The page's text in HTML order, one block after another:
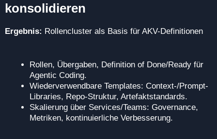
konsolidieren
Ergebnis: Rollencluster als Basis für AKV-Definitionen
Rollen, Übergaben, Definition of Done/Ready für
Agentic Coding.
Wiederverwendbare Templates: Context-/Prompt-
Libraries, Repo-Struktur, Artefaktstandards.
Skalierung über Services/Teams: Governance,
Metriken, kontinuierliche Verbesserung.